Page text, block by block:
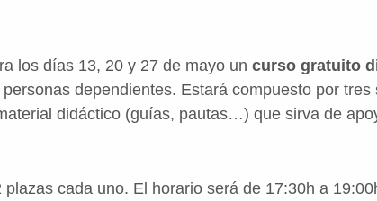
los días 13, 20 y 27 de mayo un curso gratuito
dependientes. Estará compuesto por
didáctico (guías, pautas…) que sirva de
cada uno. El horario será de 17:30h a